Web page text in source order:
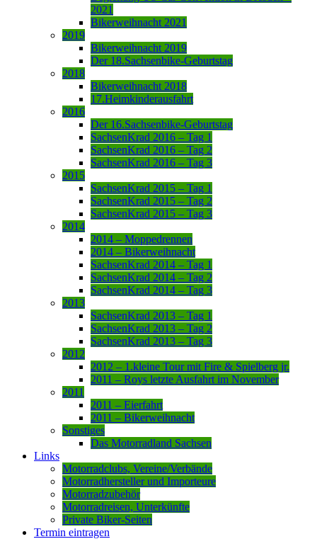
2021
Bikerweihnacht 2021
2019
Bikerweihnacht 2019
Der 18.Sachsenbike-Geburtstag
2018
Bikerweihnacht 2018
17.Heimkinderausfahrt
2016
Der 16.Sachsenbike-Geburtstag
SachsenKrad 2016 – Tag 1
SachsenKrad 2016 – Tag 2
SachsenKrad 2016 – Tag 3
2015
SachsenKrad 2015 – Tag 1
SachsenKrad 2015 – Tag 2
SachsenKrad 2015 – Tag 3
2014
2014 – Moppedrennen
2014 – Bikerweihnacht
SachsenKrad 2014 – Tag 1
SachsenKrad 2014 – Tag 2
SachsenKrad 2014 – Tag 3
2013
SachsenKrad 2013 – Tag 1
SachsenKrad 2013 – Tag 2
SachsenKrad 2013 – Tag 3
2012
2012 – 1.kleine Tour mit Fire & Spielberg jr.
2011 – Roys letzte Ausfahrt im November
2011
2011 – Eierfahrt
2011 – Bikerweihnacht
Sonstiges
Das Motorradland Sachsen
Links
Motorradclubs, Vereine/Verbände
Motorradhersteller und Importeure
Motorradzubehör
Motorradreisen, Unterkünfte
Private Biker-Seiten
Termin eintragen